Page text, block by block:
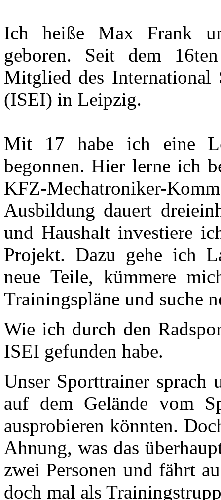
Ich heiße Max Frank
geboren. Seit dem
Mitglied des International
(ISEI) in Leipzig.
Mit 17 habe ich eine
begonnen. Hier lerne ich
KFZ-Mechatroniker-
Ausbildung dauert
und Haushalt investiere
Projekt. Dazu gehe ich
neue Teile, kümmere
Trainingspläne und suche
Wie ich durch den
ISEI gefunden habe.
Unser Sporttrainer
auf dem Gelände vom
ausprobieren könnten.
Ahnung, was das
zwei Personen und fährt
doch mal als